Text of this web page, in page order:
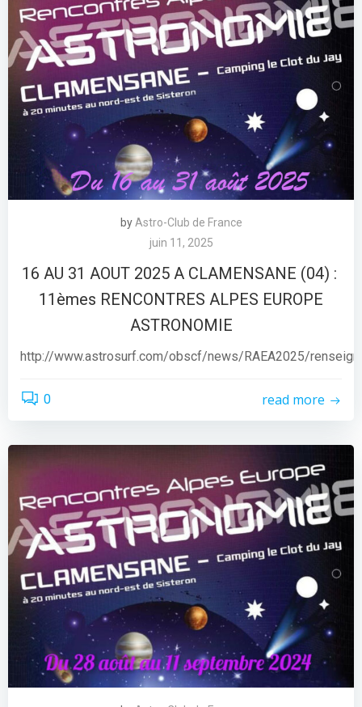
by Astro-Club de France
juin 11, 2025
16 AU 31 AOUT 2025 A CLAMENSANE (04) :
11èmes RENCONTRES ALPES EUROPE
ASTRONOMIE
http://www.astrosurf.com/obscf/news/RAEA2025/
0 read more